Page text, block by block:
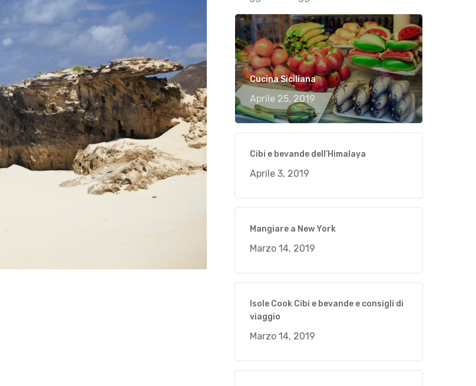
Cucina Siciliana
Aprile 25, 2019
Cibi e bevande dell’Himalaya
Aprile 3, 2019
Mangiare a New York
Marzo 14, 2019
Isole Cook Cibi e bevande e consigli di
viaggio
Marzo 14, 2019